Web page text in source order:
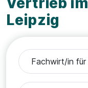
Leipzig